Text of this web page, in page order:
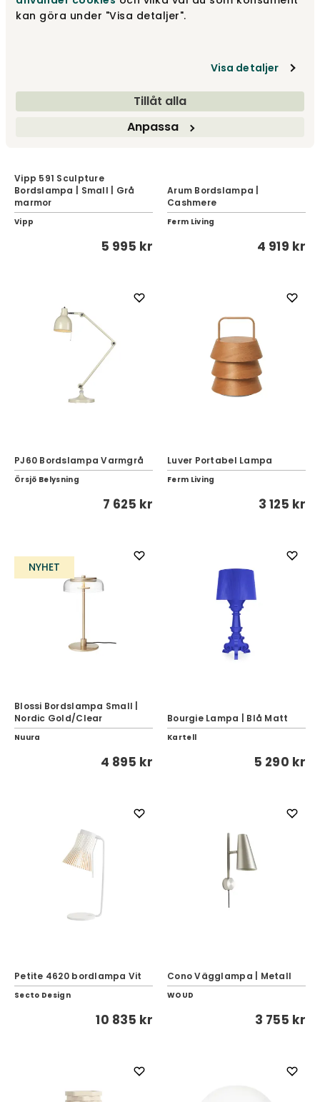
kan göra under "Visa detaljer".
Visa detaljer
Tillåt alla
Anpassa
Vipp 591 Sculpture
Bordslampa | Small | Grå
marmor
Vipp
5 995 kr
Arum Bordslampa |
Cashmere
Ferm Living
4 919 kr
PJ60 Bordslampa Varmgrå
Örsjö Belysning
7 625 kr
Luver Portabel Lampa
Ferm Living
3 125 kr
NYHET
Blossi Bordslampa Small |
Nordic Gold/Clear
Nuura
4 895 kr
Bourgie Lampa | Blå Matt
Kartell
5 290 kr
Petite 4620 bordlampa Vit
Secto Design
10 835 kr
Cono Vägglampa | Metall
WOUD
3 755 kr